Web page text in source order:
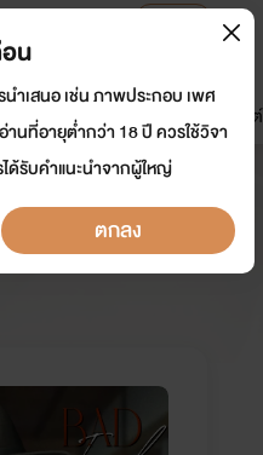
การ์ตูน
มาใหม่
ดรีมแชท ธัญลิสต์
รัก
น
ำเสนอ เช่น ภาพประกอบ เพศ
นที่อายุต่ำกว่า 18 ปี ควรใช้วิจา
รับคำแนะนำจากผู้ใหญ่
ตกลง